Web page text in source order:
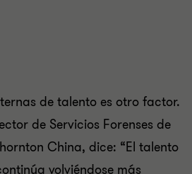
de talento es otro factor.
de Servicios Forenses de
China, dice: “El talento
volviéndose más